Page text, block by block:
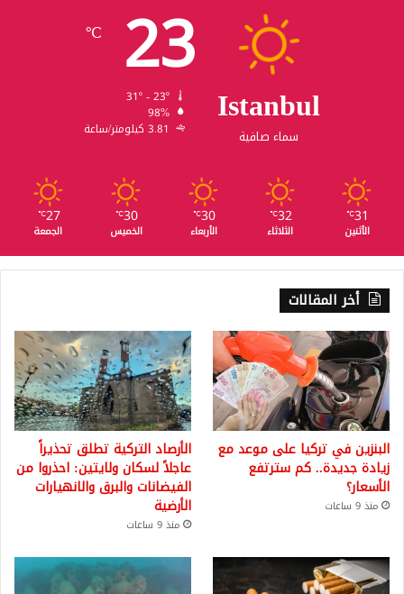
Istanbul
سماء صافية
23
℃
98%
3.81 كيلومتر/ساعة
31
℃
الأثنين
32
℃
الثلاثاء
30
℃
الأربعاء
30
℃
الخميس
27
℃
الجمعة
أخر المقالات
البنزين في تركيا على موعد مع
زيادة جديدة.. كم سترتفع
الأسعار؟
منذ 9 ساعات
الأرصاد التركية تطلق تحذيراً
عاجلاً لسكان ولايتين: احذروا من
الفيضانات والبرق والانهيارات
الأرضية
منذ 9 ساعات